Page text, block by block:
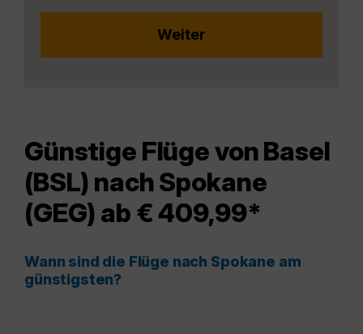
Günstige Flüge von Basel
(BSL) nach Spokane
(GEG) ab € 409,99*
Wann sind die Flüge nach Spokane am
günstigsten?